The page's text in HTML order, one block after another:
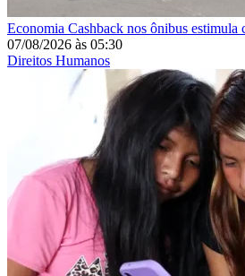
Economia Cashback nos ônibus estimula
07/08/2026 às 05:30
Direitos Humanos